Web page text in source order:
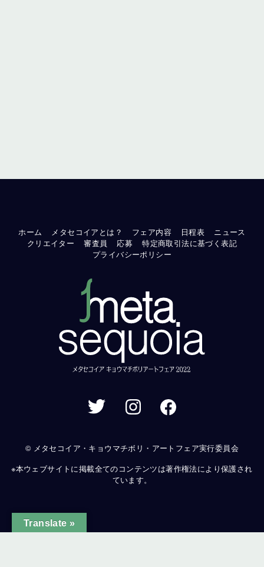
ホーム メタセコイアとは？ フェア内容 日程表
ニュース
クリエイター
審査員 応募
特定商取引法に基づく表記
プライバシーポリシー
© メタセコイア・キョウマチボリ・アートフェア実行委員会
※本ウェブサイトに掲載全てのコンテンツは著作権法により保護され
ています。
Translate »